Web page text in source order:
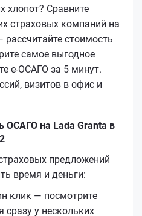
хлопот? Сравните
страховых компаний на
рассчитайте стоимость
самое выгодное
е‑ОСАГО за 5 минут.
визитов в офис и
ОСАГО на Lada Granta в
предложений
время и деньги:
клик — посмотрите
сразу у нескольких